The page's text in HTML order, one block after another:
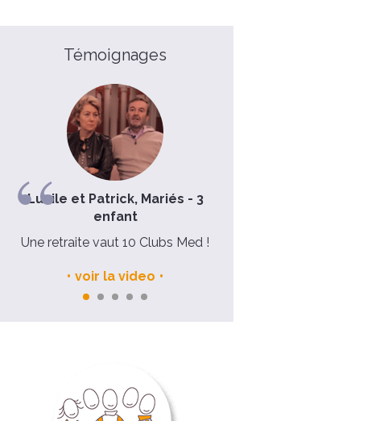
Témoignages
Lucile et Patrick, Mariés - 3
enfant
Une retraite vaut 10 Clubs Med !
voir la video